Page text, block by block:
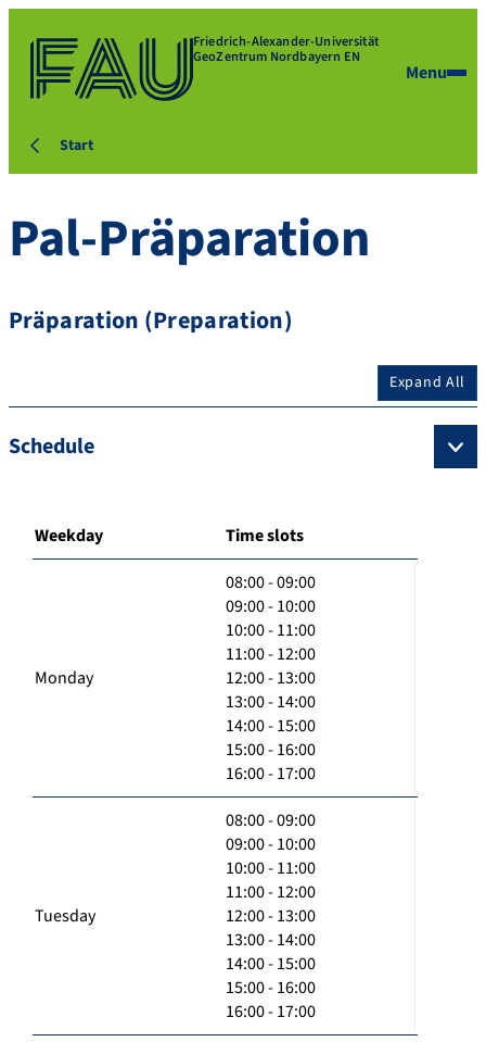
Friedrich-Alexander-Universität
GeoZentrum Nordbayern EN
Menu
Start
Pal-Präparation
Präparation (Preparation)
Expand All
Schedule
Weekday Time slots
Monday
08:00 - 09:00
09:00 - 10:00
10:00 - 11:00
11:00 - 12:00
12:00 - 13:00
13:00 - 14:00
14:00 - 15:00
15:00 - 16:00
16:00 - 17:00
Tuesday
08:00 - 09:00
09:00 - 10:00
10:00 - 11:00
11:00 - 12:00
12:00 - 13:00
13:00 - 14:00
14:00 - 15:00
15:00 - 16:00
16:00 - 17:00